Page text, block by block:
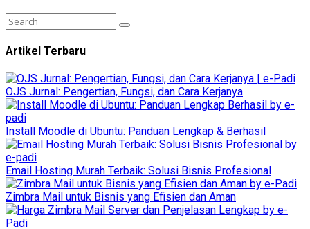
Artikel Terbaru
OJS Jurnal: Pengertian, Fungsi, dan Cara Kerjanya
Install Moodle di Ubuntu: Panduan Lengkap & Berhasil
Email Hosting Murah Terbaik: Solusi Bisnis Profesional
Zimbra Mail untuk Bisnis yang Efisien dan Aman